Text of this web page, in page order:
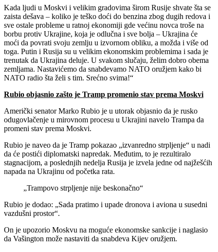
Kada ljudi u Moskvi i velikim gradovima širom Rusije shvate šta se
zaista dešava – koliko je teško doći do benzina zbog dugih redova i
sve ostale probleme u ratnoj ekonomiji gde većinu novca troše na
borbu protiv Ukrajine, koja je odlučna i sve bolja – Ukrajina će
moći da povrati svoju zemlju u izvornom obliku, a možda i više od
toga. Putin i Rusija su u velikim ekonomskim problemima i sada je
trenutak da Ukrajina deluje. U svakom slučaju, želim dobro obema
zemljama. Nastavićemo da snabdevamo NATO oružjem kako bi
NATO radio šta želi s tim. Srećno svima!“
Rubio objasnio zašto je Tramp promenio stav prema Moskvi
Američki senator Marko Rubio je u utorak objasnio da je rusko
odugovlačenje u mirovnom procesu u Ukrajini navelo Trampa da
promeni stav prema Moskvi.
Rubio je naveo da je Tramp pokazao „izvanredno strpljenje“ u nadi
da će postići diplomatski napredak. Međutim, to je rezultiralo
stagnacijom, a poslednjih nedelja Rusija je izvela jedne od najžešćih
napada na Ukrajinu od početka rata.
„Trampovo strpljenje nije beskonačno“
Rubio je dodao: „Sada pratimo i upade dronova i aviona u susedni
vazdušni prostor“.
On je upozorio Moskvu na moguće ekonomske sankcije i naglasio
da Vašington može nastaviti da snabdeva Kijev oružjem.